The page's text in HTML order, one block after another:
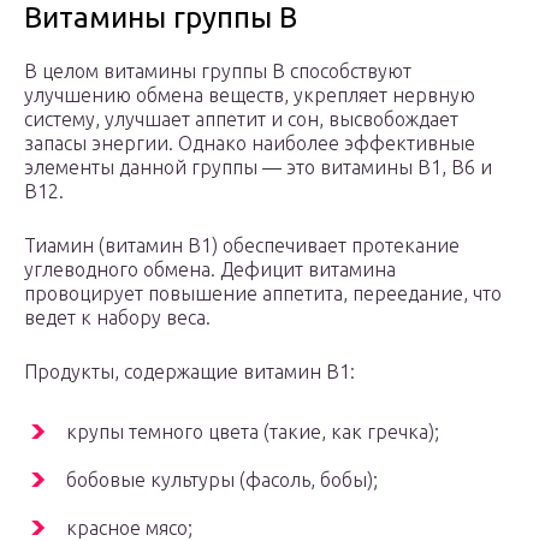
Витамины группы В
В целом витамины группы В способствуют
улучшению обмена веществ, укрепляет нервную
систему, улучшает аппетит и сон, высвобождает
запасы энергии. Однако наиболее эффективные
элементы данной группы — это витамины В1, В6 и
В12.
Тиамин (витамин В1) обеспечивает протекание
углеводного обмена. Дефицит витамина
провоцирует повышение аппетита, переедание, что
ведет к набору веса.
Продукты, содержащие витамин В1:
крупы темного цвета (такие, как гречка);
бобовые культуры (фасоль, бобы);
красное мясо;